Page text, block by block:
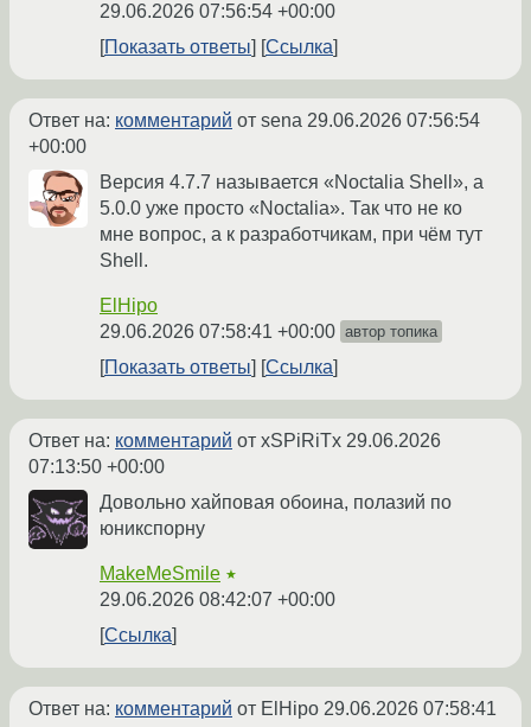
29.06.2026 07:56:54 +00:00
Показать ответы
Ссылка
Ответ на: комментарий от sena 29.06.2026 07:56:54
+00:00
Версия 4.7.7 называется «Noctalia Shell», а
5.0.0 уже просто «Noctalia». Так что не ко
мне вопрос, а к разработчикам, при чём тут
Shell.
ElHipo
29.06.2026 07:58:41 +00:00 автор топика
Показать ответы Ссылка
Ответ на: комментарий от xSPiRiTx 29.06.2026
07:13:50 +00:00
Довольно хайповая обоина, полазий по
юникспорну
MakeMeSmile ★
29.06.2026 08:42:07 +00:00
Ссылка
Ответ на: комментарий от ElHipo 29.06.2026 07:58:41